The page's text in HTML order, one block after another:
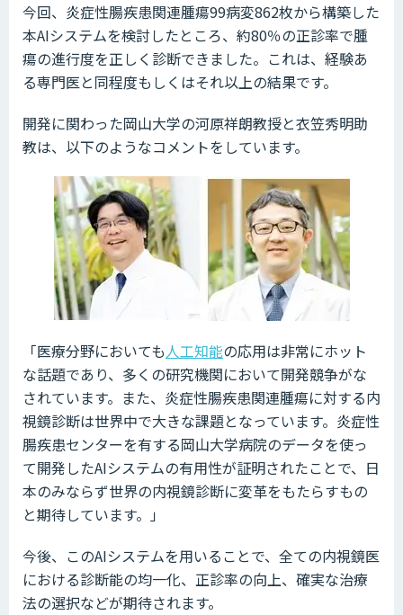
今回、炎症性腸疾患関連腫瘍99病変862枚から構築した
本AIシステムを検討したところ、約80％の正診率で腫
瘍の進行度を正しく診断できました。これは、経験あ
る専門医と同程度もしくはそれ以上の結果です。
開発に関わった岡山大学の河原祥朗教授と衣笠秀明助
教は、以下のようなコメントをしています。
「医療分野においても人工知能の応用は非常にホット
な話題であり、多くの研究機関において開発競争がな
されています。また、炎症性腸疾患関連腫瘍に対する内
視鏡診断は世界中で大きな課題となっています。炎症性
腸疾患センターを有する岡山大学病院のデータを使っ
て開発したAIシステムの有用性が証明されたことで、日
本のみならず世界の内視鏡診断に変革をもたらすもの
と期待しています。」
今後、このAIシステムを用いることで、全ての内視鏡医
における診断能の均一化、正診率の向上、確実な治療
法の選択などが期待されます。